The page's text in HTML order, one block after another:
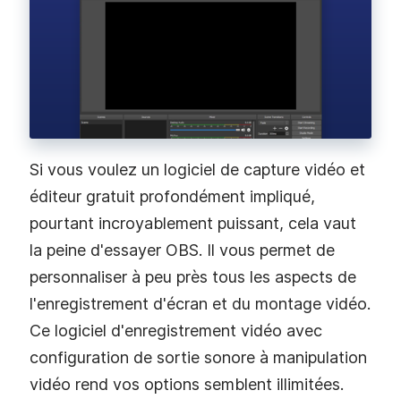
Si vous voulez un logiciel de capture vidéo et
éditeur gratuit profondément impliqué,
pourtant incroyablement puissant, cela vaut
la peine d'essayer OBS. Il vous permet de
personnaliser à peu près tous les aspects de
l'enregistrement d'écran et du montage vidéo.
Ce logiciel d'enregistrement vidéo avec
configuration de sortie sonore à manipulation
vidéo rend vos options semblent illimitées.